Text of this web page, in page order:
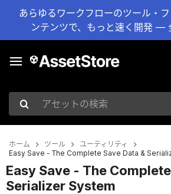
あらゆるワークフローのツール・
ンテンツで、もっと速く開発 —
アセットの検索
ホーム ツール
ユーティリティ
Easy Save - The Complete Save Data &
Easy Save - The
Serializer System